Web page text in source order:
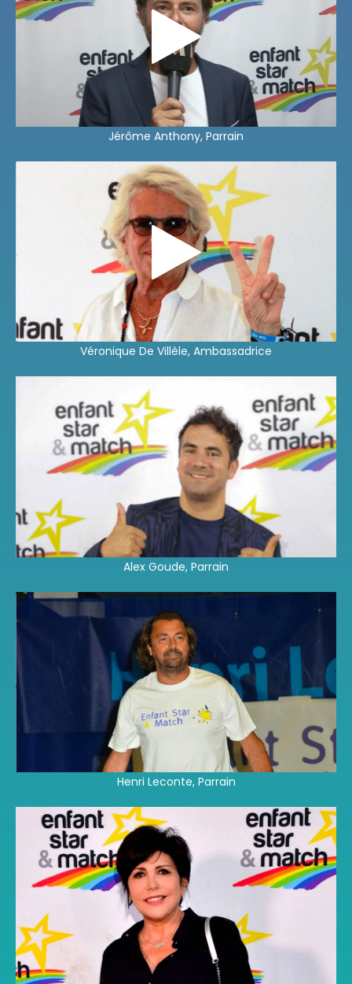
Jérôme Anthony, Parrain
Véronique De Villèle, Ambassadrice
Alex Goude, Parrain
Henri Leconte, Parrain